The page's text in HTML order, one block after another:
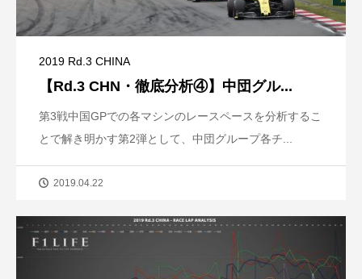
2019 Rd.3 CHINA
【Rd.3 CHN・徹底分析④】中団グル...
第3戦中国GPでの各マシンのレースペースを分析するこ
とで解き明かす第2弾として、中団グループ各チ...
2019.04.22